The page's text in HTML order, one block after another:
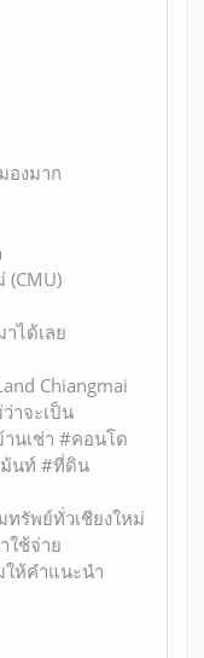
องมาก
(CMU)
ได้เลย
Chiangmai
าจะเป็น
นเช่า #คอนโด
ม้นท์ #ที่ดิน
รัพย์ทั่วเชียงใหม่
ใช้จ่าย
ห้คำแนะนำ